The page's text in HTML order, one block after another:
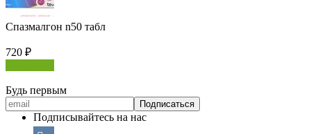
Спазмалгон n50 табл
720 ₽
Будь первым
Подписывайтесь на нас